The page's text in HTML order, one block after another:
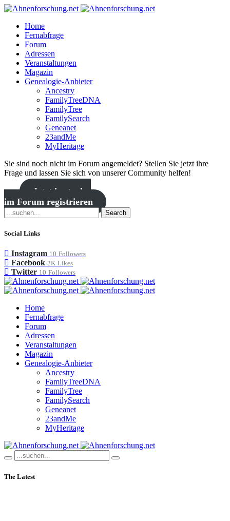
Home
Fernabfrage
Forum
Adressen
Veranstaltungen
Magazin
Genealogie-Anbieter
Ancestry
FamilyTreeDNA
FamilyTree
FamilySearch
Geneanet
23andMe
MyHeritage
Sie sind noch nicht im Forum angemeldet? Stellen Sie jetzt ihre
Frage und lassen Sie sich von unserer Community helfen!
Jetzt kostenlos
im Forum registrieren
Search
Social Links
Instagram 10 Followers
Facebook 2K Likes
Twitter 10 Followers
Home
Fernabfrage
Forum
Adressen
Veranstaltungen
Magazin
Genealogie-Anbieter
Ancestry
FamilyTreeDNA
FamilyTree
FamilySearch
Geneanet
23andMe
MyHeritage
The Latest